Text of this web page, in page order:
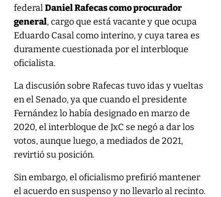
federalDaniel Rafecas como procurador
general, cargo que está vacante y que ocupa
Eduardo Casal como interino, y cuya tarea es
duramente cuestionada por el interbloque
oficialista.
La discusión sobre Rafecas tuvo idas y vueltas
en el Senado, ya que cuando el presidente
Fernández lo había designado en marzo de
2020, el interbloque de JxC se negó a dar los
votos, aunque luego, a mediados de 2021,
revirtió su posición.
Sin embargo, el oficialismo prefirió mantener
el acuerdo en suspenso y no llevarlo al recinto.